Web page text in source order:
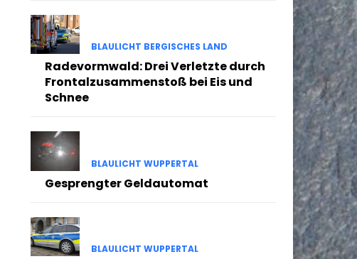
BLAULICHT BERGISCHES LAND
Radevormwald: Drei Verletzte durch
Frontalzusammenstoß bei Eis und
Schnee
BLAULICHT WUPPERTAL
Gesprengter Geldautomat
BLAULICHT WUPPERTAL